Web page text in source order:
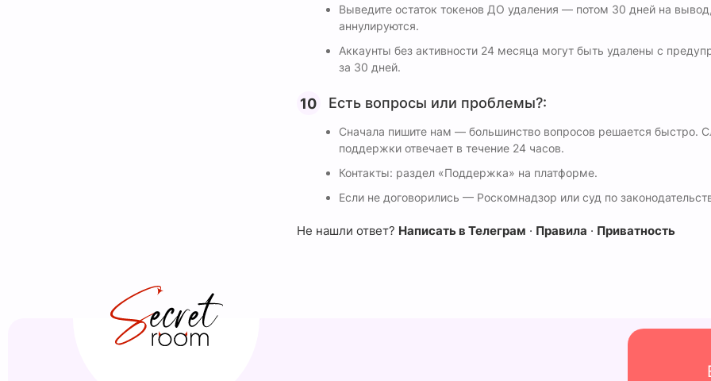
Выведите остаток токенов ДО удаления — потом 30 дней на
аннулируются.
Аккаунты без активности 24 месяца могут быть удалены с
за 30 дней.
Есть вопросы или проблемы?:
Сначала пишите нам — большинство вопросов решается быстро.
поддержки отвечает в течение 24 часов.
Контакты: раздел «Поддержка» на платформе.
Если не договорились — Роскомнадзор или суд по
Не нашли ответ? Написать в Телеграм · Правила · Приватность